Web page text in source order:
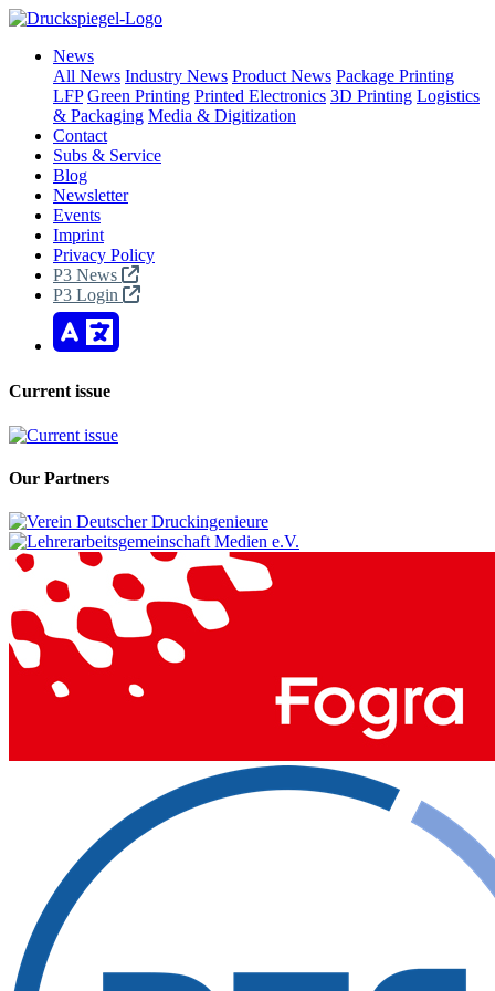
News
All News Industry News Product News Package Printing
LFP Green Printing Printed Electronics 3D Printing Logistics
& Packaging Media & Digitization
Contact
Subs & Service
Blog
Newsletter
Events
Imprint
Privacy Policy
P3 News
P3 Login
Current issue
Our Partners